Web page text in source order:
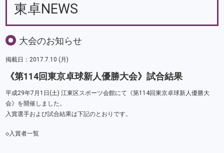
東卓NEWS
大会のお知らせ
掲載日：2017.7.10 (月)
《第114回東京卓球新人優勝大会》試合結果
平成29年7月1日(土) 江東区スポーツ会館にて《第114回東京卓球新人優勝大
会》を開催しました。
入賞選手および試合結果は下記のとおりです。
◇入賞者一覧